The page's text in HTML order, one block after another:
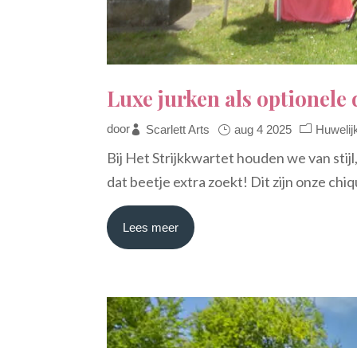
Luxe jurken als
door Scarlett Arts aug 4 2025
Bij Het Strijkkwartet houden we van
dat beetje extra zoekt! Dit zijn onze
Lees meer